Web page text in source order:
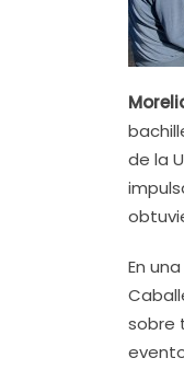
de la
En
sobre